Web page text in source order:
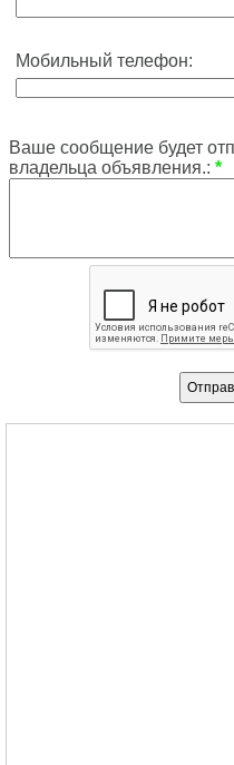
Мобильный телефон:
Ваше сообщение будет
владельца объявления.: *